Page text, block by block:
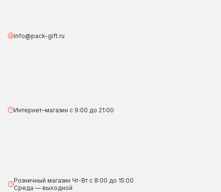
info@pack-gift.ru
Интернет–магазин с 9:00 до 21:00
Розничный магазин Чт-Вт с 8:00 до 15:00
Среда — выходной